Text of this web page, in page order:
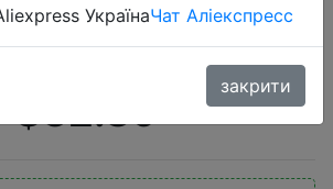
5
$32.89
УкраїнаЧат Аліекспресс
закрити